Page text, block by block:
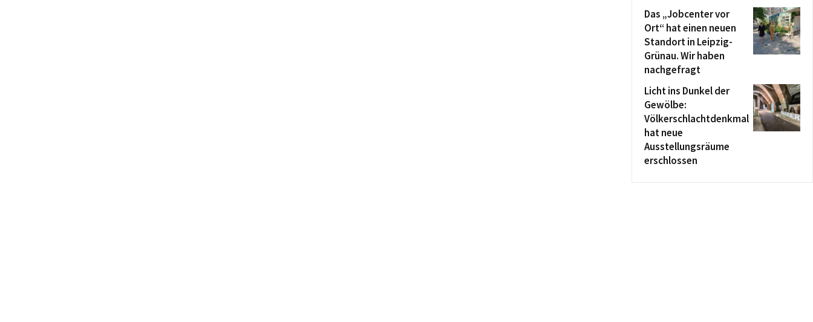
Das „Jobcenter vor
Ort“ hat einen neuen
Standort in Leipzig-
Grünau. Wir haben
nachgefragt
Licht ins Dunkel der
Gewölbe:
Völkerschlachtdenkmal
hat neue
Ausstellungsräume
erschlossen